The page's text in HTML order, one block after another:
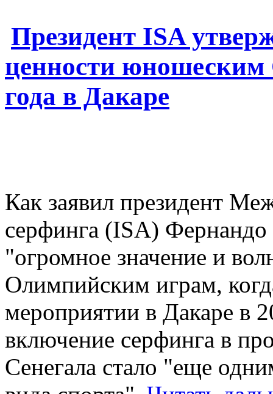
Президент ISA
ценности
года в Дакаре
Как заявил президент
серфинга (ISA) Фернандо
"огромное значение и
Олимпийским играм,
мероприятии в Дакаре в
включение серфинга в
Сенегала стало "еще